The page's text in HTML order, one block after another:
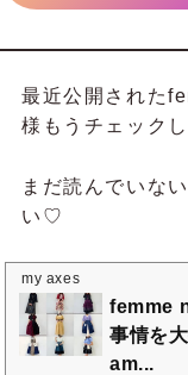
最近公開された
様もうチェック
まだ読んでいな
い♡
my axes
femme
事情を
am...